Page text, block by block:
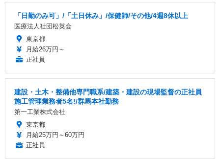
「日勤のみ可」/「土日休み」/保健師/その他/4週8休以上
医療法人社団松英会
東京都
月給26万円～
正社員
建設・土木・整備他専門職系/建築・建設の現場監督の正社員
施工管理業務者5名!/群馬本社勤務
第一工業株式会社
東京都
月給25万円～60万円
正社員